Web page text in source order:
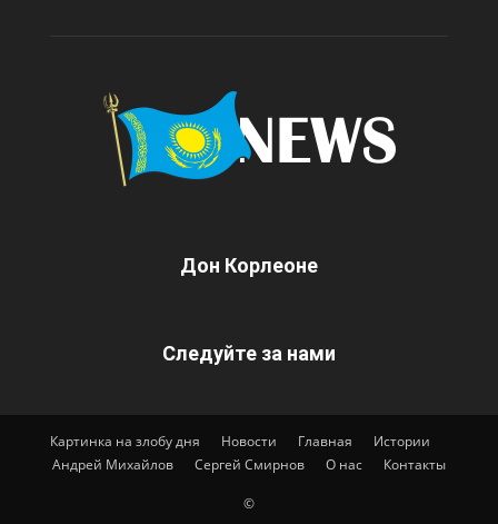
Дон Корлеоне
Следуйте за нами
Картинка на злобу дня Новости Главная
Истории
Андрей Михайлов
Сергей Смирнов О нас Контакты
©